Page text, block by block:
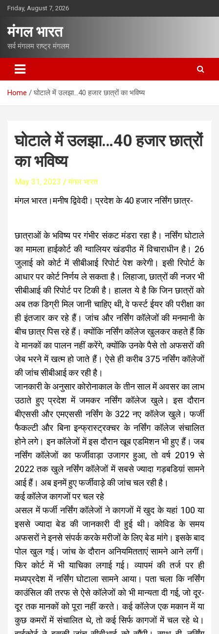
o
e
Friday, August 7, 2026
मंगल भारत
सर्व मंगलम राष्ट्र मंगलम
Home घोटाले में उलझा…40 हजार छात्रों का भविष्य
घोटाले में उलझा…40 हजार छात्रों
का भविष्य
May 31, 2023 मंगल भारत
मंगल भारत।मनीष द्विवेदी। प्रदेश के 40 हजार नर्सिंग छात्र-
छात्राओं के भविष्य पर गंभीर संकट मंडरा रहा है। नर्सिंग घोटाले
का मामला हाईकोर्ट की ग्वालियर खंडपीठ में विचाराधीन है। 26
जुलाई को कोर्ट में सीबीआई रिपोर्ट पेश करेगी। इसी रिपोर्ट के
आधार पर कोर्ट निर्णय ले सकता है। लिहाजा, छात्रों की नजर भी
सीबीआई की रिपोर्ट पर टिकी है। हालत ये है कि जिन छात्रों को
अब तक डिग्री मिल जानी चाहिए थी, वे फर्स्ट ईयर की परीक्षा का
ही इंतजार कर रहे हैं। जांच और नर्सिंग कॉलेजों की मनमानी के
बीच छात्र पिस रहे हैं। क्योंकि नर्सिंग कॉलेज खुलकर कहते हैं कि
वे मानकों का पालन नहीं करेंगे, क्योंकि उनके पैसे तो अफसरों की
जेब भरने में खत्म हो जाते हैं। ऐसे ही करीब 375 नर्सिंग कॉलेजों
की जांच सीबीआई कर रही है।
जानकारी के अनुसार कोरोनाकाल के तीन साल में अवसर का लाभ
उठाते हुए प्रदेश में जमकर नर्सिंग कॉलेज खुले। इस दौरान
बीएससी और एमएससी नर्सिंग के 322 नए कॉलेज खुले। फर्जी
फैकल्टी और बिना इन्फ्रास्ट्रक्चर के नर्सिंग कॉलेज संचालित
होने लगे। इन कॉलेजों में इस दौरान खूब एडमिशन भी हुए हैं। जब
नर्सिंग कॉलेजों का फर्जीवाड़ा उजागर हुआ, तो वर्ष 2019 से
2022 तक खुले नर्सिंग कॉलेजों में सबसे ज्यादा गड़बडिय़ां सामने
आई हैं। अब इनमें हुए फर्जीवाड़े की जांच चल रही है।
कई कॉलेज कागजों पर चल रहे
असल में फर्जी नर्सिंग कॉलेजों ने कागजों में खुद के यहां 100 या
इससे ज्यादा बेड की जानकारी दी हुई थी। कोविड के समय
अफसरों ने इनसे संपर्क करके मरीजों के लिए बेड मांगे। इसके बाद
पोल खुल गई। जांच के दौरान अनियमितताएं सामने आने लगीं।
फिर कोर्ट में भी याचिका लगाई गई। व्यापमं की तर्ज पर ही
मध्यप्रदेश में नर्सिंग घोटाला सामने आया। पता चला कि नर्सिंग
काउंसिल की तरफ से ऐसे कॉलेजों को भी मान्यता दी गई, जो दूर-
दूर तक मानकों को पूरा नहीं करते। कई कॉलेज एक मकान में या
कुछ कमरों में संचालित थे, तो कई सिर्फ कागजों में चल रहे थे।